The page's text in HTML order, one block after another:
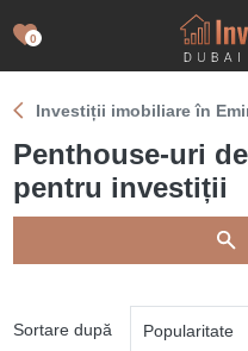
0
Investiții imobiliare în
Penthouse-uri
pentru investiții
Sortare după Popularitate